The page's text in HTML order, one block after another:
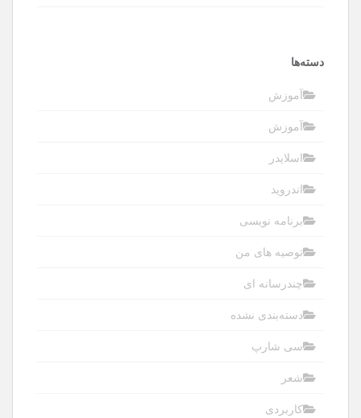
دسته‌ها
آموزش
آموزش
اسلایدر
اندروید
برنامه نویسی
توصیه های من
چندرسانه ای
دسته‌بندی نشده
سی شارپ
شعر
کاربردی